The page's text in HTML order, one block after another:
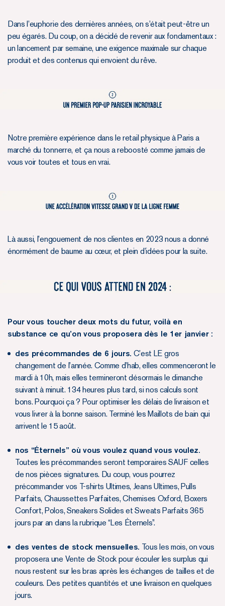
Dans l’euphorie des dernières années, on s’était peut-être un
peu égarés. Du coup, on a décidé de revenir aux fondamentaux :
un lancement par semaine, une exigence maximale sur chaque
produit et des contenus qui envoient du rêve.
Notre première expérience dans le retail physique à Paris a
marché du tonnerre, et ça nous a reboosté comme jamais de
vous voir toutes et tous en vrai.
Là aussi, l’engouement de nos clientes en 2023 nous a donné
énormément de baume au cœur, et plein d’idées pour la suite.
Pour vous toucher deux mots du futur, voilà en
substance ce qu’on vous proposera dès le 1er janvier :
des précommandes de 6 jours. C’est LE gros
changement de l’année. Comme d’hab, elles commenceront le
mardi à 10h, mais elles termineront désormais le dimanche
suivant à minuit. 134 heures plus tard, si nos calculs sont
bons. Pourquoi ça ? Pour optimiser les délais de livraison et
vous livrer à la bonne saison. Terminé les Maillots de bain qui
arrivent le 15 août.
nos “Éternels” où vous voulez quand vous voulez.
Toutes les précommandes seront temporaires SAUF celles
de nos pièces signatures. Du coup, vous pourrez
précommander vos T-shirts Ultimes, Jeans Ultimes, Pulls
Parfaits, Chaussettes Parfaites, Chemises Oxford, Boxers
Confort, Polos, Sneakers Solides et Sweats Parfaits 365
jours par an dans la rubrique “Les Éternels”.
des ventes de stock mensuelles. Tous les mois, on vous
proposera une Vente de Stock pour écouler les surplus qui
nous restent sur les bras après les échanges de tailles et de
couleurs. Des petites quantités et une livraison en quelques
jours.